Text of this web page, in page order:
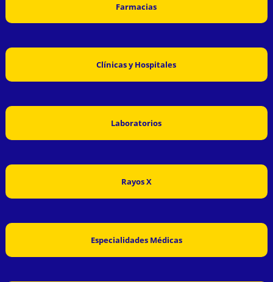
Farmacias
Clínicas y Hospitales
Laboratorios
Rayos X
Especialidades Médicas